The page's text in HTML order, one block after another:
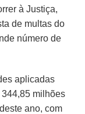
à Justiça,
de multas do
número de
aplicadas
milhões
ano, com